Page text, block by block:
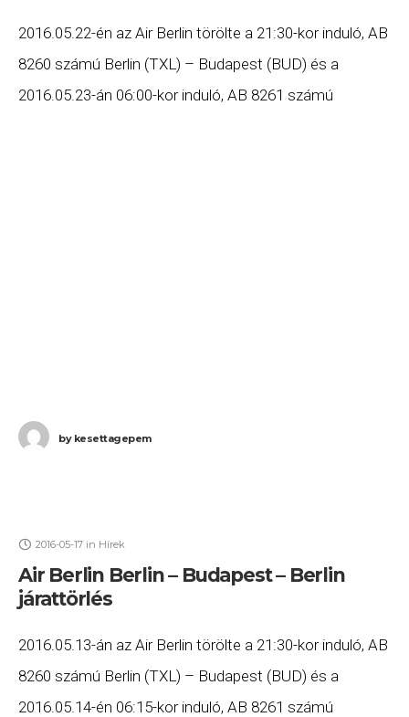
2016.05.22-én az Air Berlin törölte a 21:30-kor induló, AB
8260 számú Berlin (TXL) – Budapest (BUD) és a
2016.05.23-án 06:00-kor induló, AB 8261 számú
bykesettagepem
2016-05-17 in Hírek
Air Berlin Berlin – Budapest – Berlin
járattörlés
2016.05.13-án az Air Berlin törölte a 21:30-kor induló, AB
8260 számú Berlin (TXL) – Budapest (BUD) és a
2016.05.14-én 06:15-kor induló, AB 8261 számú